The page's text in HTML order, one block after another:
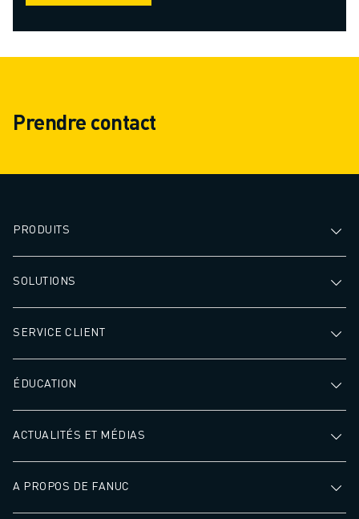
Prendre contact
PRODUITS
SOLUTIONS
SERVICE CLIENT
ÉDUCATION
ACTUALITÉS ET MÉDIAS
A PROPOS DE FANUC